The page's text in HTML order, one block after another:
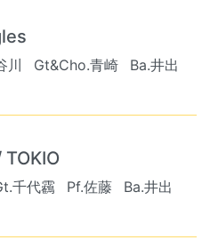
川 Gt&Cho.青崎
Ba.井出
千代靏 Pf.佐藤
Ba.井出